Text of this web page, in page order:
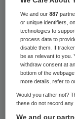
België
belasting te
suiker. De
als
van de
We and our887
or unique identifiers,
technologies to
process data to
disable them. If
be as relevant to you.
withdraw consent at
bottom of the
more details, refer to
Would you rather not?
these do not record
We and our